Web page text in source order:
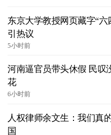
东京大学教授网页藏字“六
引热议
5小时前
河南逼官员带头休假 民叹
花
6小时前
人权律师余文生：我们真
国